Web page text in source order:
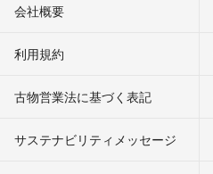
会社概要
利用規約
古物営業法に基づく表記
サステナビリティメッセージ